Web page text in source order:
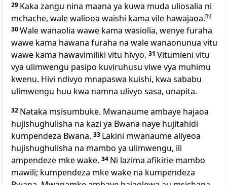
29 Kaka zangu nina maana ya kuwa muda uliosalia ni
mchache, wale waliooa waishi kama vile hawajaoa.[b]
30Wale wanaolia wawe kama wasiolia, wenye furaha
wawe kama hawana furaha na wale wanaonunua vitu
wawe kama hawavimiliki vitu hivyo. 31 Vitumieni vitu
vya ulimwengu pasipo kuviruhusu viwe vya muhimu
kwenu. Hivi ndivyo mnapaswa kuishi, kwa sababu
ulimwengu huu kwa namna ulivyo sasa, unapita.
32 Nataka msisumbuke. Mwanaume ambaye hajaoa
hujishughulisha na kazi ya Bwana naye hujitahidi
kumpendeza Bwana. 33 Lakini mwanaume aliyeoa
hujishughulisha na mambo ya ulimwengu, ili
ampendeze mke wake. 34 Ni lazima afikirie mambo
mawili; kumpendeza mke wake na kumpendeza